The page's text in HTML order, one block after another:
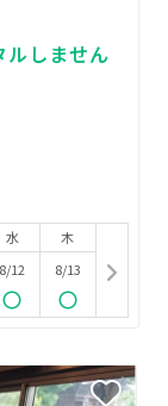
ルしません
水
8/12
木
8/13